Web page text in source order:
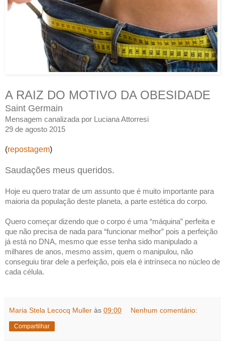
A RAIZ DO MOTIVO DA OBESIDADE
Saint Germain
Mensagem canalizada por Luciana Attorresi
29 de agosto 2015
(repostagem)
Saudações meus queridos.
Hoje eu quero tratar de um assunto que é muito importante para
maioria da população deste planeta, a parte estética do corpo.
Quero começar dizendo que o corpo é uma “máquina” perfeita e
que não precisa de nada para “funcionar melhor” pois a perfeição
já está no DNA, mesmo que esse tenha sido manipulado a
milhares de anos, mesmo assim, quem o manipulou, não
conseguiu tirar dele a perfeição, pois ela é intrínseca no núcleo de
cada célula.
Maria Stela Lecocq Muller às 09:00 Nenhum comentário:
Compartilhar